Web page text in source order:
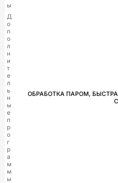
ы
Д
о
п
о
л
н
и
т
е
л
ь
н
ы
е
п
р
о
г
р
а
м
м
ы
ОБРАБОТКА ПАРОМ,